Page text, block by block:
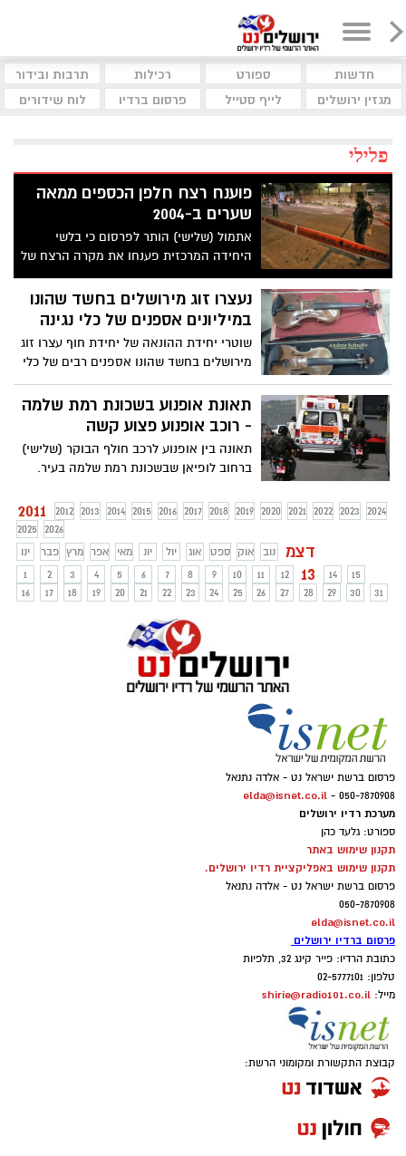
חדשות ספורט רכילות
תרבות ובידור
מגזין ירושלים
לייף סטייל פרסום ברדיו לוח שידורים
פלילי
פוענח רצח חלפן הכספים ממאה
שערים ב-2004
אתמול (שלישי) הותר לפרסום כי בלשי
היחידה המרכזית פענחו את מקרה הרצח של
חלפן הכספים שמואל סימנטוב ("דיבו"), אשר
נרצח בדירתו בשכונת מאה שערים בשנת
2004. החשוד הוא תושב העיר מארק שפירו
השלום בעיר האריך את מעצרו עד ליום חמישי
הקרוב
נעצרו זוג מירושלים בחשד שהונו
במיליונים אספנים של כלי נגינה
שוטרי יחידת ההונאה של יחידת חוף עצרו זוג
מירושלים בחשד שהונו אספנים רבים של כלי
נגינה מכל רחבי הארץ- סכומי ההונאה
נאמדים במיליונים רבים
תאונת אופנוע בשכונת רמת שלמה
- רוכב אופנוע פצוע קשה
תאונה בין אופנוע לרכב חולף הבוקר (שלישי)
ברחוב לופיאן שבשכונת רמת שלמה בעיר.
במצב קשה לבית החולים 'הדסה עין כרם'.
נסיבות התאונה נחקרות
2011 2012 2013 2014 2015 2016 2017 2018 2019 2020 2021 2022 2023
2024
2025
2026
ינו
פבר מרץ אפר מאי יונ יול אוג ספט אוק נוב דצמ
1 2 3 4 5 6 7 8 9 10 11 12 13 14
15
16
17 18 19 20 21 22 23 24 25 26 27 28 29 30 31
פרסום ברשת ישראל נט - אלדה נתנאל
050-7870908 -
elda@isnet.co.il
מערכת רדיו ירושלים
ספורט: גלעד כהן
תקנון שימוש באתר
תקנון שימוש באפליקציית רדיו ירושלים.
פרסום ברשת ישראל נט - אלדה נתנאל
050-7870908
elda@isnet.co.il
פרסום ברדיו ירושלים
כתובת הרדיו: פייר קינג 32, תלפיות
טלפון: 02-5777101
מייל: shirie@radio101.co.il
קבוצת התקשורת ומקומוני הרשת: